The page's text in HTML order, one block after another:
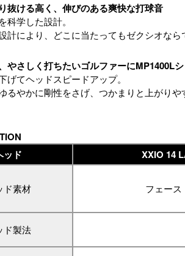
抜ける高く、伸びのある爽快な打球音
科学した設計。
計により、どこに当たってもゼクシオなら
やさしく打ちたいゴルファーにMP1400Lシ
げてヘッドスピードアップ。
るやかに剛性をさげ、つかまりと上がりや
ッド
XXIO 14
ド素材
フェース
ド製法